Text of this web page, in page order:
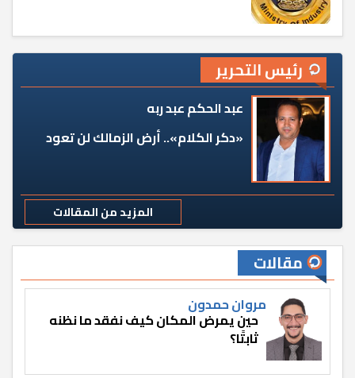
رئيس التحرير
عبد الحكم عبد ربه
«دكر الكلام».. أرض الزمالك لن تعود
المزيد من المقالات
مقالات
مروان حمدون
حين يمرض المكان كيف نفقد ما نظنه
ثابتًا؟